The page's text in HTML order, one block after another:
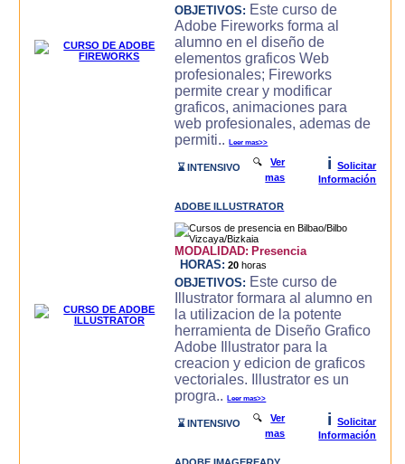
OBJETIVOS: Este curso de
Adobe Fireworks forma al
alumno en el diseño de
elementos graficos Web
profesionales; Fireworks
permite crear y modificar
graficos, animaciones para
web profesionales, ademas de
permiti..Leer mas>>
⌛ INTENSIVO 🔍Ver
mas
i
Solicitar
Información
ADOBE ILLUSTRATOR
MODALIDAD: Presencia
HORAS: 20 horas
OBJETIVOS: Este curso de
Illustrator formara al alumno en
la utilizacion de la potente
herramienta de Diseño Grafico
Adobe Illustrator para la
creacion y edicion de graficos
vectoriales. Illustrator es un
progra..Leer mas>>
⌛ INTENSIVO 🔍Ver
mas
i
Solicitar
Información
ADOBE IMAGEREADY